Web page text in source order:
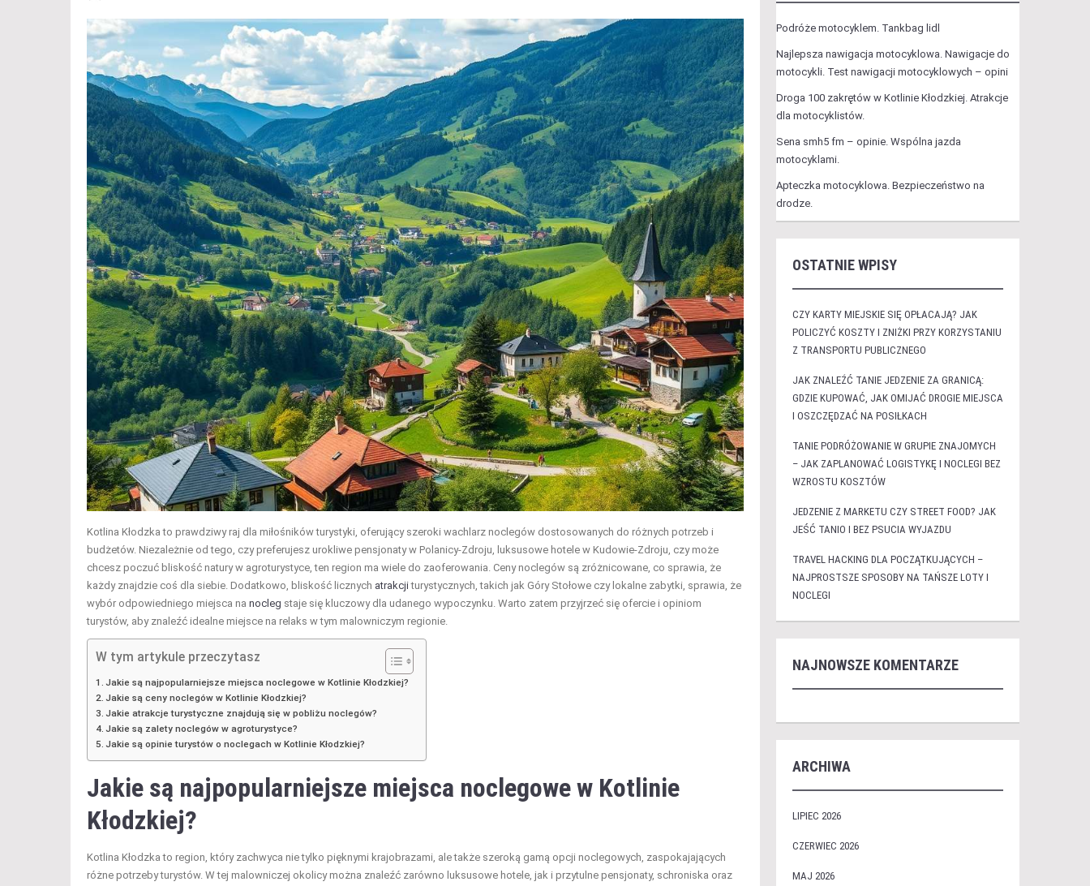
Kotlina Kłodzka to prawdziwy raj dla miłośników turystyki, oferujący szeroki wachlarz noclegów dostosowanych do różnych potrzeb i
budżetów. Niezależnie od tego, czy preferujesz urokliwe pensjonaty w Polanicy-Zdroju, luksusowe hotele w Kudowie-Zdroju, czy może
chcesz poczuć bliskość natury w agroturystyce, ten region ma wiele do zaoferowania. Ceny noclegów są zróżnicowane, co sprawia, że
każdy znajdzie coś dla siebie. Dodatkowo, bliskość licznych atrakcjiturystycznych, takich jak Góry Stołowe czy lokalne zabytki, sprawia, że
wybór odpowiedniego miejsca na nocleg staje się kluczowy dla udanego wypoczynku. Warto zatem przyjrzeć się ofercie i opiniom
turystów, aby znaleźć idealne miejsce na relaks w tym malowniczym regionie.
W tym artykule przeczytasz
Jakie są najpopularniejsze miejsca noclegowe w Kotlinie Kłodzkiej?
Jakie są ceny noclegów w Kotlinie Kłodzkiej?
Jakie atrakcje turystyczne znajdują się w pobliżu noclegów?
Jakie są zalety noclegów w agroturystyce?
Jakie są opinie turystów o noclegach w Kotlinie Kłodzkiej?
Jakie są najpopularniejsze miejsca noclegowe w Kotlinie
Kłodzkiej?
Kotlina Kłodzka to region, który zachwyca nie tylko pięknymi krajobrazami, ale także szeroką gamą opcji noclegowych, zaspokajających
różne potrzeby turystów. W tej malowniczej okolicy można znaleźć zarówno luksusowe hotele, jak i przytulne pensjonaty, schroniska oraz
Podróże motocyklem. Tankbag lidl
Najlepsza nawigacja motocyklowa. Nawigacje do
motocykli. Test nawigacji motocyklowych – opini
Droga 100 zakrętów w Kotlinie Kłodzkiej. Atrakcje
dla motocyklistów.
Sena smh5 fm – opinie. Wspólna jazda
motocyklami.
Apteczka motocyklowa. Bezpieczeństwo na
drodze.
OSTATNIE WPISY
CZY KARTY MIEJSKIE SIĘ OPŁACAJĄ? JAK
POLICZYĆ KOSZTY I ZNIŻKI PRZY KORZYSTANIU
Z TRANSPORTU PUBLICZNEGO
JAK ZNALEŹĆ TANIE JEDZENIE ZA GRANICĄ:
GDZIE KUPOWAĆ, JAK OMIJAĆ DROGIE MIEJSCA
I OSZCZĘDZAĆ NA POSIŁKACH
TANIE PODRÓŻOWANIE W GRUPIE ZNAJOMYCH
– JAK ZAPLANOWAĆ LOGISTYKĘ I NOCLEGI BEZ
WZROSTU KOSZTÓW
JEDZENIE Z MARKETU CZY STREET FOOD? JAK
JEŚĆ TANIO I BEZ PSUCIA WYJAZDU
TRAVEL HACKING DLA POCZĄTKUJĄCYCH –
NAJPROSTSZE SPOSOBY NA TAŃSZE LOTY I
NOCLEGI
NAJNOWSZE KOMENTARZE
ARCHIWA
LIPIEC 2026
CZERWIEC 2026
MAJ 2026